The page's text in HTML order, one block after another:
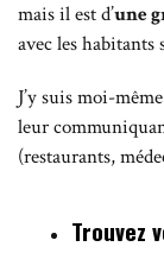
mais il est d’une
avec les habitants
J’y suis moi-
leur
(restaurants,
Trouvez